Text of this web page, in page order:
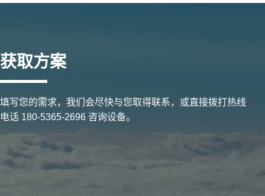
获取方案
填写您的需求，我们会尽快与您取得联系，或直接拨打热线
电话 180-5365-2696 咨询设备。